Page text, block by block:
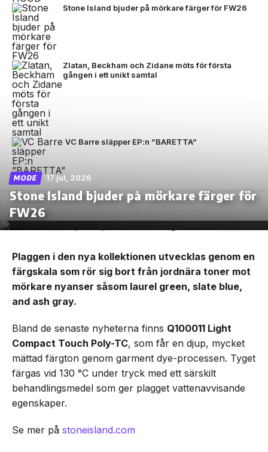
Stone Island bjuder på mörkare färger för FW26
Zlatan, Beckham och Zidane möts för första
gången i ett unikt samtal
VC Barre släpper EP:n ”BARETTA”
MODE 17 jul, 2026
Stone Island bjuder på mörkare färger för
FW26
Plaggen i den nya kollektionen utvecklas genom en
färgskala som rör sig bort från jordnära toner mot
mörkare nyanser såsom laurel green, slate blue,
and ash gray.
Bland de senaste nyheterna finns Q100011 Light
Compact Touch Poly-TC, som får en djup, mycket
mättad färgton genom garment dye-processen. Tyget
färgas vid 130 °C under tryck med ett särskilt
behandlingsmedel som ger plagget vattenavvisande
egenskaper.
Se mer på stoneisland.com